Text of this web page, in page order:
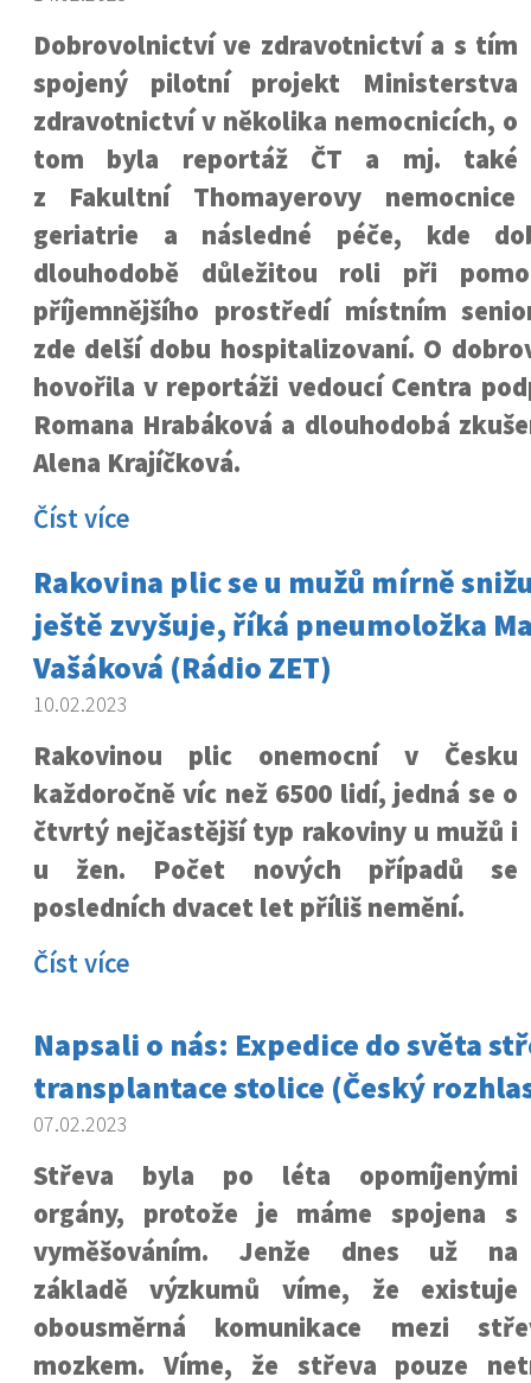
Dobrovolnictví ve zdravotnictví a s tím
spojený pilotní projekt Ministerstva
zdravotnictví v několika nemocnicích, o
tom byla reportáž ČT a mj. také
z Fakultní Thomayerovy
geriatrie a následné péče, kde
dlouhodobě důležitou roli při
příjemnějšího prostředí místním
zde delší dobu hospitalizovaní. O
hovořila v reportáži vedoucí Centra
Romana Hrabáková a dlouhodobá
Alena Krajíčková.
Číst více
Rakovina plic se u mužů mírně
ještě zvyšuje, říká pneumoložka
Vašáková (Rádio ZET)
10.02.2023
Rakovinou plic onemocní v Česku
každoročně víc než 6500 lidí, jedná se o
čtvrtý nejčastější typ rakoviny u mužů i
u žen. Počet nových případů se
posledních dvacet let příliš nemění.
Číst více
Napsali o nás: Expedice do světa
transplantace stolice (Český
07.02.2023
Střeva byla po léta opomíjenými
orgány, protože je máme spojena s
vyměšováním. Jenže dnes už na
základě výzkumů víme, že existuje
obousměrná komunikace mezi
mozkem. Víme, že střeva pouze